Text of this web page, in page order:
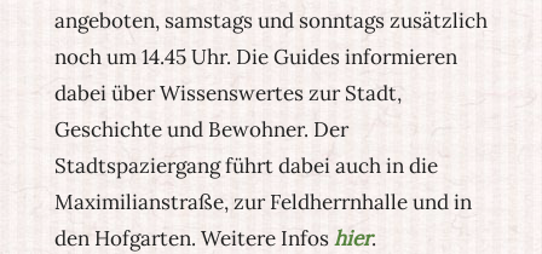
angeboten, samstags und sonntags zusätzlich
noch um 14.45 Uhr. Die Guides informieren
dabei über Wissenswertes zur Stadt,
Geschichte und Bewohner. Der
Stadtspaziergang führt dabei auch in die
Maximilianstraße, zur Feldherrnhalle und in
den Hofgarten. Weitere Infoshier.